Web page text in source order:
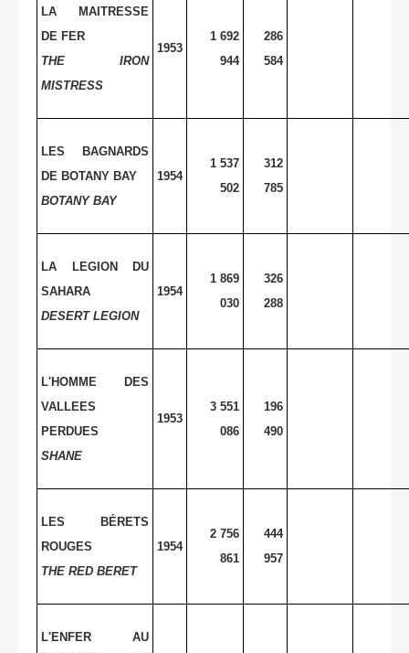
LA MAITRESSE
DE FER
THE IRON
MISTRESS
1953
1 692
944
286
584
LES BAGNARDS
DE BOTANY BAY
BOTANYBAY
1954
1 537
502
312
785
LA LEGION DU
SAHARA
DESERT LEGION
1954
1 869
030
326
288
L'HOMME DES
VALLEES
PERDUES
SHANE
1953
3 551
086
196
490
LES BÉRETS
ROUGES
THE RED BERET
1954
2 756
861
444
957
L'ENFER AU